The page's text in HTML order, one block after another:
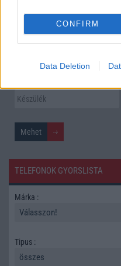
CONFIRM
Data Deletion
TELEFONOK GYORSLISTA
Márka :
Tipus :